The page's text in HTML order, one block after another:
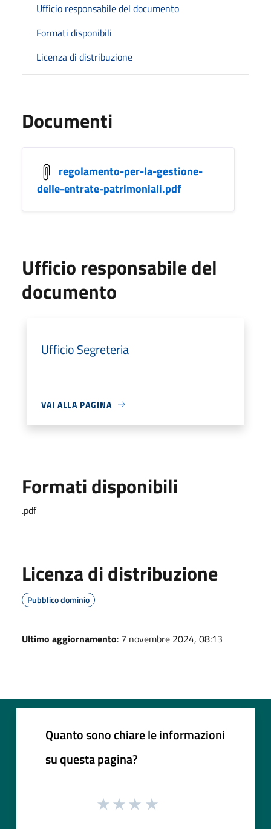
Ufficio responsabile del documento
Formati disponibili
Licenza di distribuzione
Documenti
regolamento-per-la-gestione-
delle-entrate-patrimoniali.pdf
Ufficio responsabile del
documento
Ufficio Segreteria
VAI ALLA PAGINA
Formati disponibili
.pdf
Licenza di distribuzione
Pubblico dominio
Ultimo aggiornamento: 7 novembre 2024, 08:13
Quanto sono chiare le informazioni
su questa pagina?